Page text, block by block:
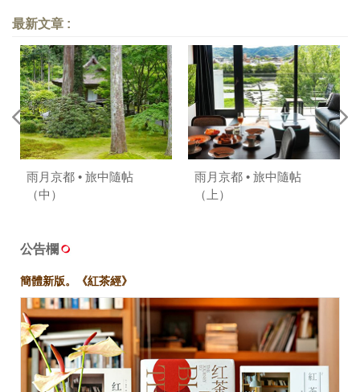
最新文章 :
雨月京都 • 旅中隨帖
（中）
雨月京都 • 旅中隨帖
（上）
公告欄
簡體新版。《紅茶經》